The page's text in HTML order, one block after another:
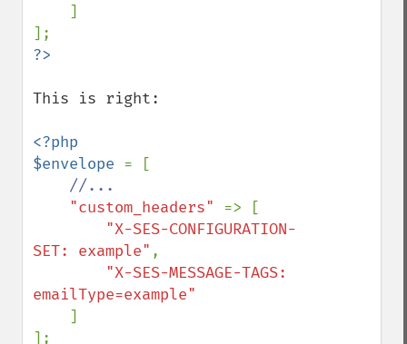
]
This is right:
<?php
$envelope = [
//...
"custom_headers" => [
"X-SES-CONFIGURATION-
SET: example" ,
"X-SES-MESSAGE-TAGS:
emailType=example"
]